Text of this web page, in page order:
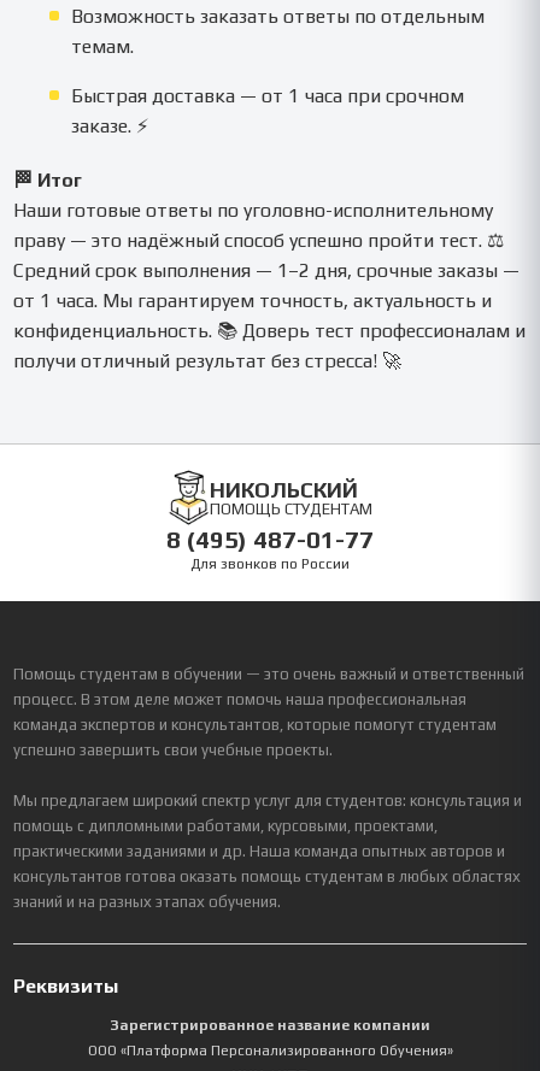
Возможность заказать ответы по отдельным
темам.
Быстрая доставка — от 1 часа при срочном
заказе. ⚡
🏁 Итог
Наши готовые ответы по уголовно-исполнительному
праву — это надёжный способ успешно пройти тест. ⚖️
Средний срок выполнения — 1–2 дня, срочные заказы —
от 1 часа. Мы гарантируем точность, актуальность и
конфиденциальность. 📚 Доверь тест профессионалам и
получи отличный результат без стресса! 🚀
НИКОЛЬСКИЙ
ПОМОЩЬ СТУДЕНТАМ
8 (495) 487-01-77
Для звонков по России
Помощь студентам в обучении — это очень важный и ответственный
процесс. В этом деле может помочь наша профессиональная
команда экспертов и консультантов, которые помогут студентам
успешно завершить свои учебные проекты.
Мы предлагаем широкий спектр услуг для студентов: консультация и
помощь с дипломными работами, курсовыми, проектами,
практическими заданиями и др. Наша команда опытных авторов и
консультантов готова оказать помощь студентам в любых областях
знаний и на разных этапах обучения.
Реквизиты
Зарегистрированное название компании
ООО «Платформа Персонализированного Обучения»